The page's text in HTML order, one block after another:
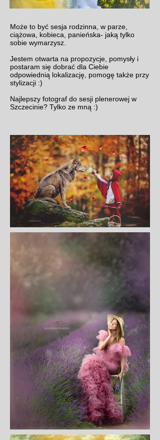
Może to być sesja rodzinna, w parze,
ciążowa, kobieca, panieńska- jaką tylko
sobie wymarzysz.
Jestem otwarta na propozycje, pomysły i
postaram się dobrać dla Ciebie
odpowiednią lokalizację, pomogę także przy
stylizacji :)
Najlepszy fotograf do sesji plenerowej w
Szczecinie? Tylko ze mną :)